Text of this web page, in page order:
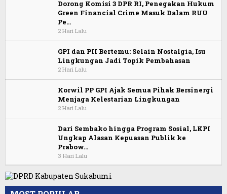
Dorong Komisi 3 DPR RI, Penegakan Hukum
Green Financial Crime Masuk Dalam RUU
Pe…
2 Hari Lalu
GPI dan PII Bertemu: Selain Nostalgia, Isu
Lingkungan Jadi Topik Pembahasan
2 Hari Lalu
Korwil PP GPI Ajak Semua Pihak Bersinergi
Menjaga Kelestarian Lingkungan
2 Hari Lalu
Dari Sembako hingga Program Sosial, LKPI
Ungkap Alasan Kepuasan Publik ke
Prabow…
3 Hari Lalu